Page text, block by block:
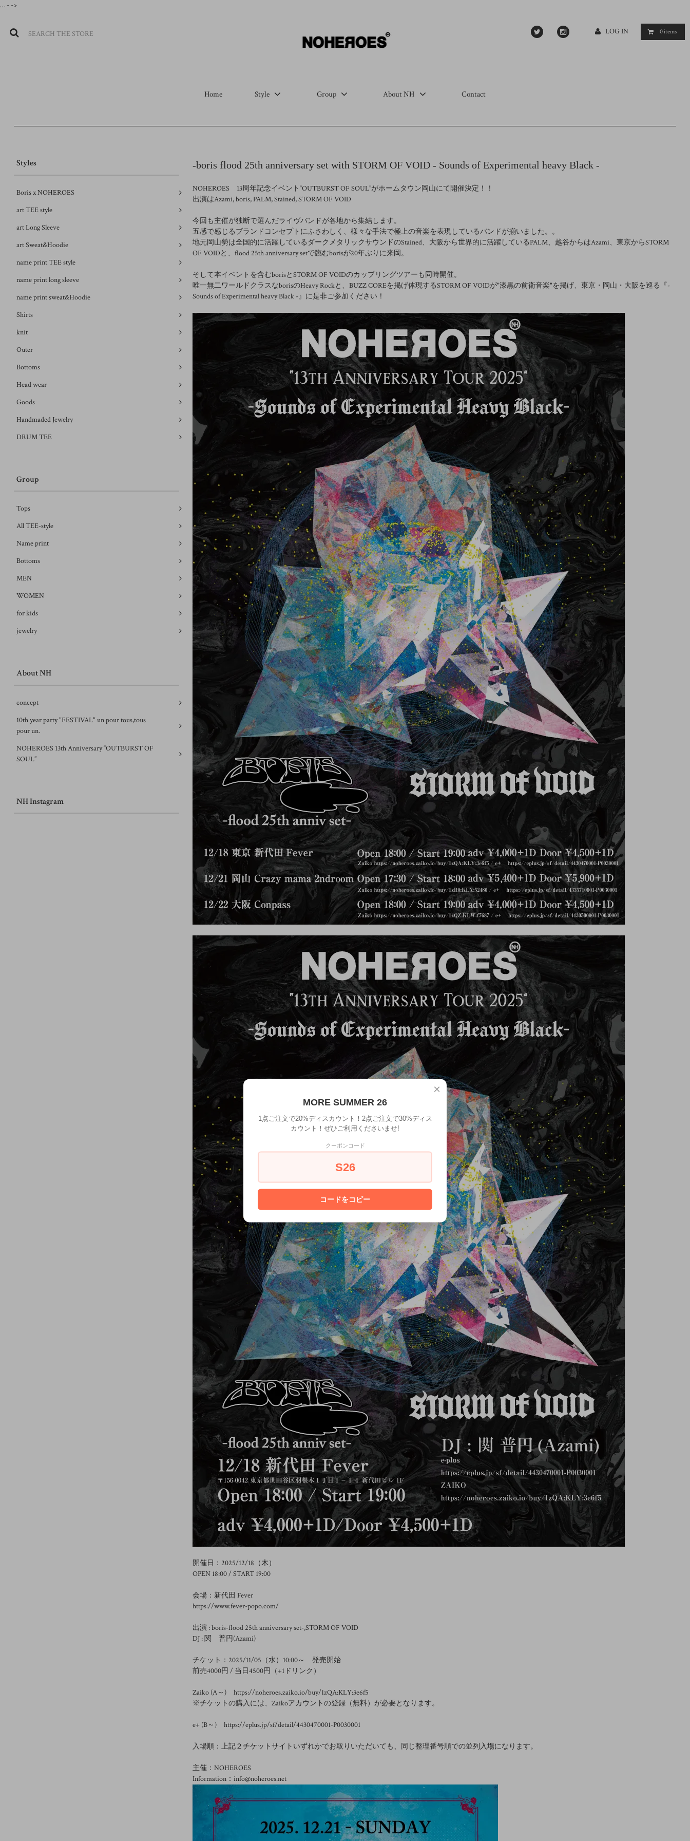
… - ->
LOG IN 0items
Home Style Group About NH Contact
-boris flood 25th anniversary set with STORM OF VOID - Sounds of Experimental heavy Black -
NOHEROES 13周年記念イベント“OUTBURST OF SOUL”がホームタウン岡山にて開催決定！！
出演はAzami, boris, PALM, Stained, STORM OF VOID
今回も主催が独断で選んだライヴバンドが各地から集結します。
五感で感じるブランドコンセプトにふさわしく、様々な手法で極上の音楽を表現しているバンドが揃いました。。
地元岡山勢は全国的に活躍しているダークメタリックサウンドのStained、大阪から世界的に活躍しているPALM、越谷からはAzami、東京からSTORM
OF VOIDと、flood 25th anniversary setで臨むborisが20年ぶりに来岡。
そして本イベントを含むborisとSTORM OF VOIDのカップリングツアーも同時開催。
唯一無二ワールドクラスなborisのHeavy Rockと、BUZZ COREを掲げ体現するSTORM OF VOIDが"漆黒の前衛音楽"を掲げ、東京・岡山・大阪を巡る『-
Sounds of Experimental heavy Black -』に是非ご参加ください！
開催日：2025/12/18（木）
OPEN 18:00 / START 19:00
会場：新代田 Fever
https://www.fever-popo.com/
出演 : boris-flood 25th anniversary set-,STORM OF VOID
DJ : 関 普円(Azami)
チケット：2025/11/05（水）10:00～ 発売開始
前売4000円 / 当日4500円（+1ドリンク）
Zaiko (A～) https://noheroes.zaiko.io/buy/1zQA:KLY:3e6f5
※チケットの購入には、Zaikoアカウントの登録（無料）が必要となります。
e+ (B～) https://eplus.jp/sf/detail/4430470001-P0030001
入場順：上記２チケットサイトいずれかでお取りいただいても、同じ整理番号順での並列入場になります。
主催：NOHEROES
Information：info@noheroes.net
Styles
Boris x NOHEROES
art TEE style
art Long Sleeve
art Sweat&Hoodie
name print TEE style
name print long sleeve
name print sweat&Hoodie
Shirts
knit
Outer
Bottoms
Head wear
Goods
Handmaded Jewelry
DRUM TEE
Group
Tops
All TEE-style
Name print
Bottoms
MEN
WOMEN
for kids
jewelry
About NH
concept
10th year party "FESTIVAL" un pour tous,tous
pour un.
NOHEROES 13th Anniversary “OUTBURST OF
SOUL”
NH Instagram
×
MORE SUMMER 26
1点ご注文で20%ディスカウント！2点ご注文で30%ディス
カウント！ぜひご利用くださいませ!
クーポンコード
S26
コードをコピー